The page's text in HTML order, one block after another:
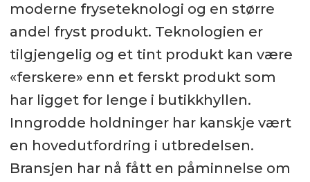
moderne fryseteknologi og en større
andel fryst produkt. Teknologien er
tilgjengelig og et tint produkt kan være
«ferskere» enn et ferskt produkt som
har ligget for lenge i butikkhyllen.
Inngrodde holdninger har kanskje vært
en hovedutfordring i utbredelsen.
Bransjen har nå fått en påminnelse om